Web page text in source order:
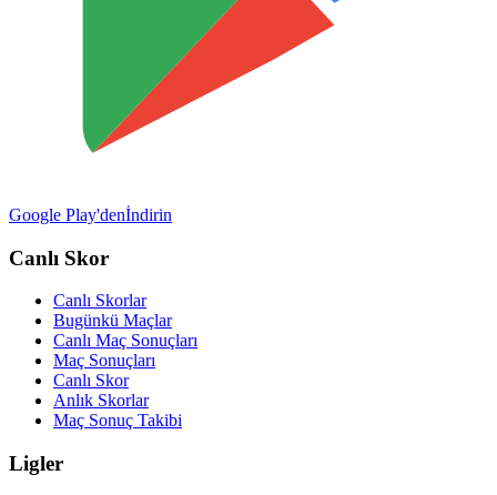
Google Play'denİndirin
Canlı Skor
Canlı Skorlar
Bugünkü Maçlar
Canlı Maç Sonuçları
Maç Sonuçları
Canlı Skor
Anlık Skorlar
Maç Sonuç Takibi
Ligler